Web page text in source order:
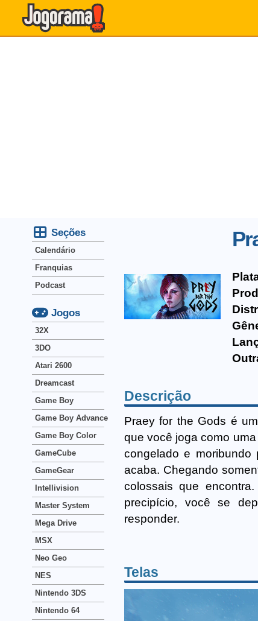
Descrição
Praey for the Gods é
que você joga como
congelado e
acaba. Chegando
colossais que
precipício, você se
responder.
Telas
Seções
Calendário
Franquias
Podcast
Jogos
32X
3DO
Atari 2600
Dreamcast
Game Boy
Game Boy Advance
Game Boy Color
GameCube
GameGear
Intellivision
Master System
Mega Drive
MSX
Neo Geo
NES
Nintendo 3DS
Nintendo 64